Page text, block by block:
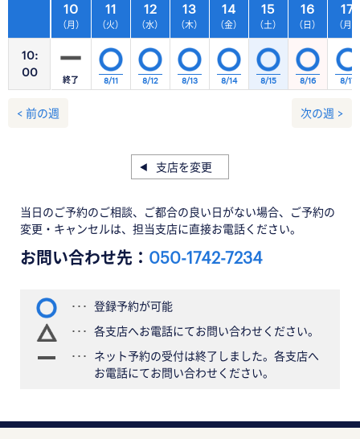
10:
00
10
（月）
11
（火）
12
（水）
13
（木）
14
（金）
15
（土）
16
（日）
終了 8/11 8/12 8/13 8/14 8/15 8/16
17
（月）
8/17
< 前の週 次の週 >
支店を変更
当日のご予約のご相談、ご都合の良い日がない場合、ご予約の
変更・キャンセルは、担当支店に直接お電話ください。
お問い合わせ先： 050-1742-7234
登録予約が可能
各支店へお電話にてお問い合わせください。
ネット予約の受付は終了しました。各支店へ
お電話にてお問い合わせください。